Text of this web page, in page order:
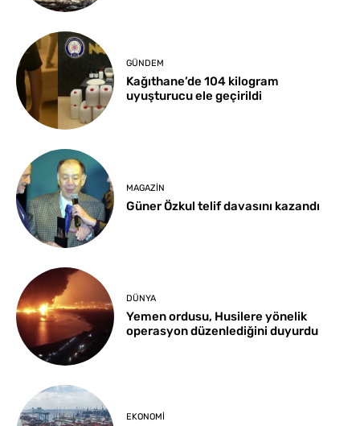
GÜNDEM
Kağıthane’de 104 kilogram
uyuşturucu ele geçirildi
MAGAZIN
Güner Özkul telif davasını kazandı
DÜNYA
Yemen ordusu, Husilere yönelik
operasyon düzenlediğini duyurdu
EKONOMI